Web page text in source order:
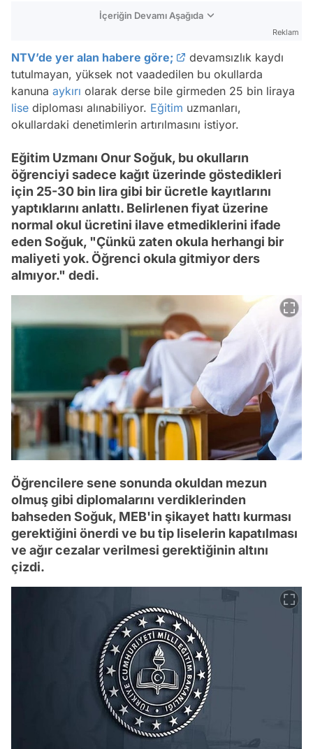
İçeriğin Devamı Aşağıda
Reklam
NTV’de yer alan habere göre;
devamsızlık kaydı
tutulmayan, yüksek not vaadedilen bu okullarda
kanuna aykırı olarak derse bile girmeden 25 bin liraya
lise diploması alınabiliyor. Eğitim uzmanları,
okullardaki denetimlerin artırılmasını istiyor.
Eğitim Uzmanı Onur Soğuk, bu okulların
öğrenciyi sadece kağıt üzerinde göstedikleri
için 25-30 bin lira gibi bir ücretle kayıtlarını
yaptıklarını anlattı. Belirlenen fiyat üzerine
normal okul ücretini ilave etmediklerini ifade
eden Soğuk, "Çünkü zaten okula herhangi bir
maliyeti yok. Öğrenci okula gitmiyor ders
almıyor." dedi.
Öğrencilere sene sonunda okuldan mezun
olmuş gibi diplomalarını verdiklerinden
bahseden Soğuk, MEB'in şikayet hattı kurması
gerektiğini önerdi ve bu tip liselerin kapatılması
ve ağır cezalar verilmesi gerektiğinin altını
çizdi.